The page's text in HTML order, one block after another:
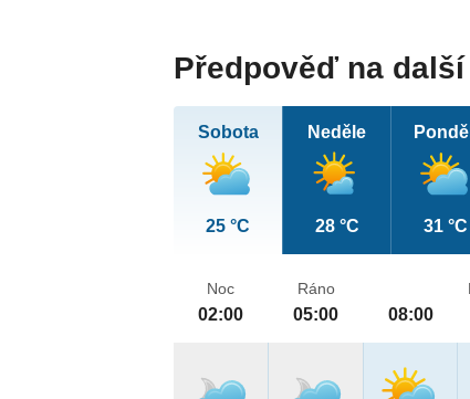
Předpověď na
Sobota
25 °C
Neděle
28 °C 31 °C
Noc
02:00
Ráno
05:00 08:00